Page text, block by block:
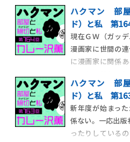
ばす。ついに万
としても、用が済
滞在時間が飛行
いことすらある
であり、
ハクマン 部
ド）と私 第
現在ＧＷ（ガッ
漫画家に世間の
に漫画家に関係
以外は思いつか
ことは、その後
も無縁である。
無縁ということ
も病める」という
ハクマン 部
ド）と私 第
新年度が始まっ
係ない。一応出版
ったりしている